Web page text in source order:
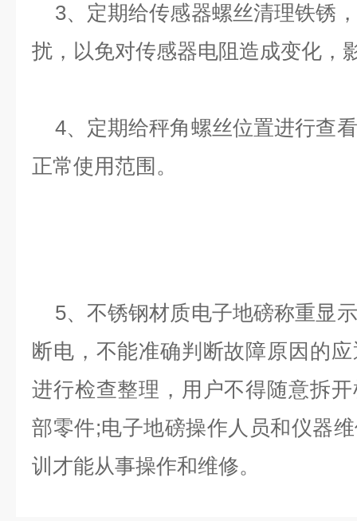
3、定期给传感器螺丝清理铁锈
扰，以免对传感器电阻造成变化，
4、定期给秤角螺丝位置进行查
正常使用范围。
5、不锈钢材质电子地磅称重显
断电，不能准确判断故障原因的
进行检查整理，用户不得随意拆
部零件;电子地磅操作人员和仪器
训才能从事操作和维修。